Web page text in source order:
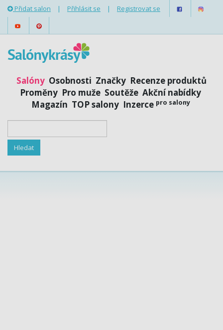
Přidat salon | Přihlásit se | Registrovat se
Salóny Osobnosti Značky Recenze produktů
Proměny Pro muže Soutěže Akční nabídky
Magazín TOP salony Inzerce pro salony